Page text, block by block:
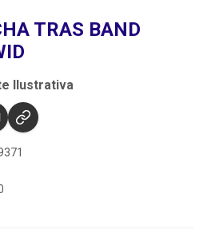
TRAS BAND
Ilustrativa